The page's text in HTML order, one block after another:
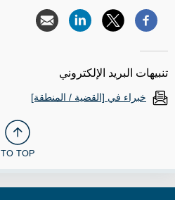
تنبيهات البريد الإلكتروني
خبراء في [القضية / المنطقة]
TO TOP